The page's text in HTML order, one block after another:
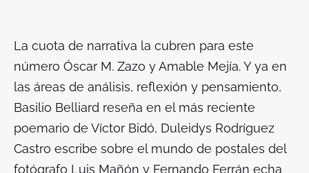
La cuota de narrativa la cubren para este
número Óscar M. Zazo y Amable Mejía. Y ya en
las áreas de análisis, reflexión y pensamiento,
Basilio Belliard reseña en el más reciente
poemario de Víctor Bidó, Duleidys Rodríguez
Castro escribe sobre el mundo de postales del
fotógrafo Luis Mañón y Fernando Ferrán echa